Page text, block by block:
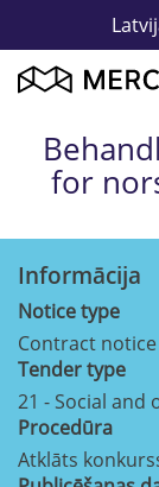
for
Informācija
Notice type
Contract notice
Tender type
21 - Social and
Procedūra
Atklāts